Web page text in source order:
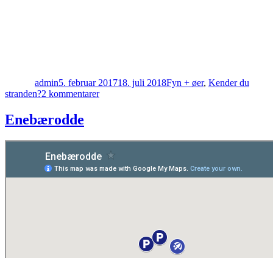
admin5. februar 201718. juli 2018Fyn + øer, Kender du
stranden?2 kommentarertil
Enebærodde